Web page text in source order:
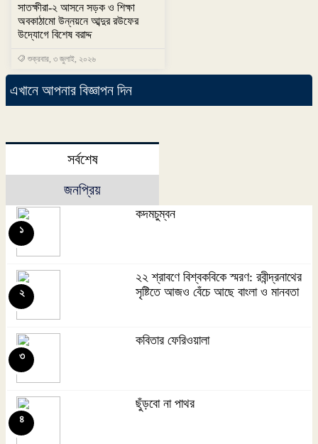
সাতক্ষীরা-২ আসনে সড়ক ও শিক্ষা
অবকাঠামো উন্নয়নে আব্দুর রউফের
উদ্যোগে বিশেষ বরাদ্দ
শুক্রবার, ৩ জুলাই, ২০২৬
এখানে আপনার বিজ্ঞাপন দিন
সর্বশেষ
জনপ্রিয়
কদমচুম্বন
১
২২ শ্রাবণে বিশ্বকবিকে স্মরণ: রবীন্দ্রনাথের
সৃষ্টিতে আজও বেঁচে আছে বাংলা ও মানবতা
২
কবিতার ফেরিওয়ালা
৩
ছুঁড়বো না পাথর
৪